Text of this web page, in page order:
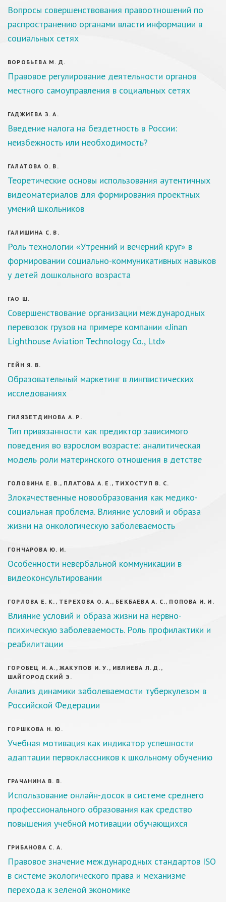
Вопросы совершенствования правоотношений по
распространению органами власти информации в
социальных сетях
ВОРОБЬЕВА М. Д.
Правовое регулирование деятельности органов
местного самоуправления в социальных сетях
ГАДЖИЕВА З. А.
Введение налога на бездетность в России:
неизбежность или необходимость?
ГАЛАТОВА О. В.
Теоретические основы использования аутентичных
видеоматериалов для формирования проектных
умений школьников
ГАЛИШИНА С. В.
Роль технологии «Утренний и вечерний круг» в
формировании социально-коммуникативных навыков
у детей дошкольного возраста
ГАО Ш.
Совершенствование организации международных
перевозок грузов на примере компании «Jinan
Lighthouse Aviation Technology Co., Ltd»
ГЕЙН Я. В.
Образовательный маркетинг в лингвистических
исследованиях
ГИЛЯЗЕТДИНОВА А. Р.
Тип привязанности как предиктор зависимого
поведения во взрослом возрасте: аналитическая
модель роли материнского отношения в детстве
ГОЛОВИНА Е. В., ПЛАТОВА А. Е., ТИХОСТУП В. С.
Злокачественные новообразования как медико-
социальная проблема. Влияние условий и образа
жизни на онкологическую заболеваемость
ГОНЧАРОВА Ю. И.
Особенности невербальной коммуникации в
видеоконсультировании
ГОРЛОВА Е. К., ТЕРЕХОВА О. А., БЕКБАЕВА А. С., ПОПОВА И. И.
Влияние условий и образа жизни на нервно-
психическую заболеваемость. Роль профилактики и
реабилитации
ГОРОБЕЦ И. А., ЖАКУПОВ И. У., ИВЛИЕВА Л. Д.,
ШАЙГОРОДСКИЙ Э.
Анализ динамики заболеваемости туберкулезом в
Российской Федерации
ГОРШКОВА Н. Ю.
Учебная мотивация как индикатор успешности
адаптации первоклассников к школьному обучению
ГРАЧАНИНА В. В.
Использование онлайн-досок в системе среднего
профессионального образования как средство
повышения учебной мотивации обучающихся
ГРИБАНОВА С. А.
Правовое значение международных стандартов ISO
в системе экологического права и механизме
перехода к зеленой экономике